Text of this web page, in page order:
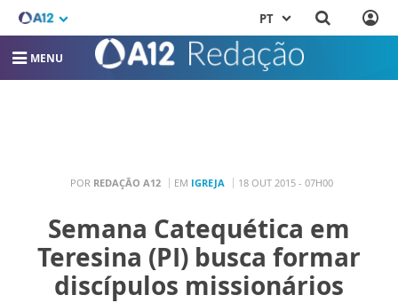
PT
MENU
POR REDAÇÃO A12 EM IGREJA 18 OUT 2015 - 07H00
Semana Catequética em
Teresina (PI) busca formar
discípulos missionários